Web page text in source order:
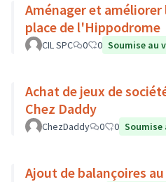
Aménager et améliorer
place de l'Hippodrome
CIL SPC 0 0 Soumise au
Achat de jeux de
Chez Daddy
ChezDaddy 0 0 Soumise
Ajout de balançoires